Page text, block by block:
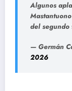
Algunos
del segundo
— Germán
2026